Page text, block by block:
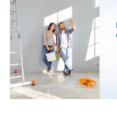
lehet
“okos
otthont”
varázsolni
egy
felújított